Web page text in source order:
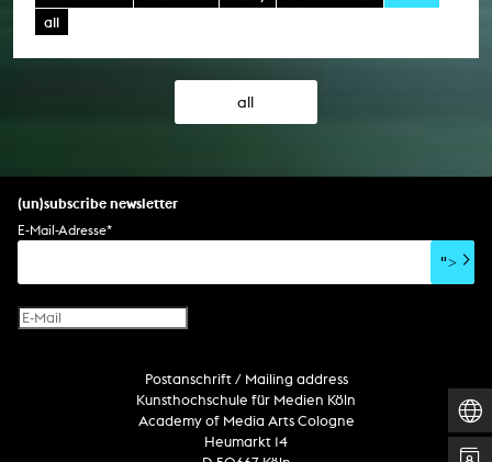
all
all
(un)subscribe newsletter
E-Mail-Adresse*
">
Postanschrift / Mailing address
Kunsthochschule für Medien Köln
Academy of Media Arts Cologne
Heumarkt 14